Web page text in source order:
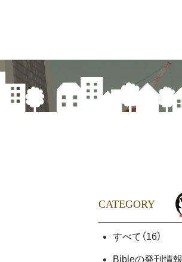
CATEGORY
すべて （16）
Bibleの発刊情報